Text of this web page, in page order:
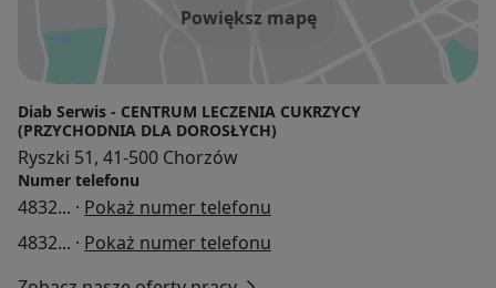
Powiększ mapę
Diab Serwis - CENTRUM LECZENIA CUKRZYCY
(PRZYCHODNIA DLA DOROSŁYCH)
Ryszki 51, 41-500 Chorzów
Numer telefonu
4832... · Pokaż numer telefonu
4832... · Pokaż numer telefonu